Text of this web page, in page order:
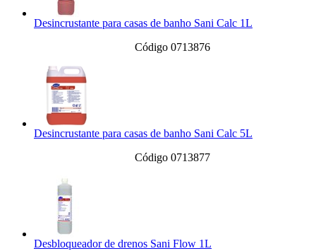
Desincrustante para casas de banho Sani Calc 1L
Código 0713876
Desincrustante para casas de banho Sani Calc 5L
Código 0713877
Desbloqueador de drenos Sani Flow 1L